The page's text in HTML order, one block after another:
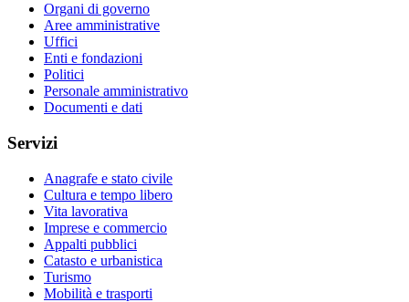
Organi di governo
Aree amministrative
Uffici
Enti e fondazioni
Politici
Personale amministrativo
Documenti e dati
Servizi
Anagrafe e stato civile
Cultura e tempo libero
Vita lavorativa
Imprese e commercio
Appalti pubblici
Catasto e urbanistica
Turismo
Mobilità e trasporti